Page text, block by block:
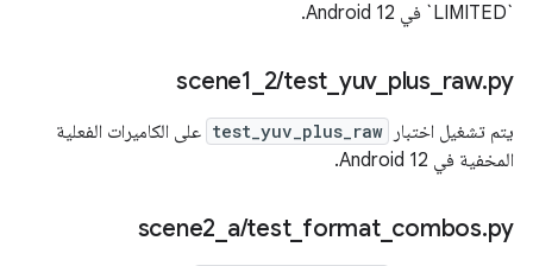
`LIMITED` في Android 12.
‫scene1 2/test yuv_ plus raw.py
يتم تشغيل اختبار test_yuv_plus_raw على الكاميرات الفعلية
المخفية في Android 12.
‫scene2 a/test_ format_ combos.py